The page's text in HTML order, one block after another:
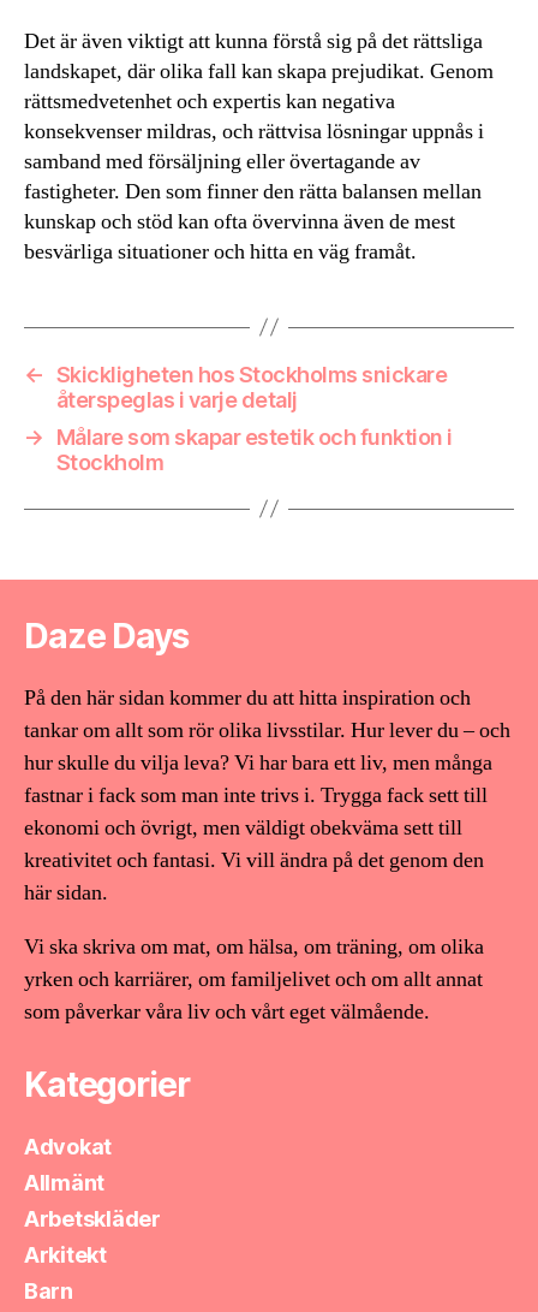
Det är även viktigt att kunna förstå sig på det rättsliga
landskapet, där olika fall kan skapa prejudikat. Genom
rättsmedvetenhet och expertis kan negativa
konsekvenser mildras, och rättvisa lösningar uppnås i
samband med försäljning eller övertagande av
fastigheter. Den som finner den rätta balansen mellan
kunskap och stöd kan ofta övervinna även de mest
besvärliga situationer och hitta en väg framåt.
← Skickligheten hos Stockholms snickare
återspeglas i varje detalj
→
Målare som skapar estetik och funktion i
Stockholm
Daze Days
På den här sidan kommer du att hitta inspiration och
tankar om allt som rör olika livsstilar. Hur lever du – och
hur skulle du vilja leva? Vi har bara ett liv, men många
fastnar i fack som man inte trivs i. Trygga fack sett till
ekonomi och övrigt, men väldigt obekväma sett till
kreativitet och fantasi. Vi vill ändra på det genom den
här sidan.
Vi ska skriva om mat, om hälsa, om träning, om olika
yrken och karriärer, om familjelivet och om allt annat
som påverkar våra liv och vårt eget välmående.
Kategorier
Advokat
Allmänt
Arbetskläder
Arkitekt
Barn